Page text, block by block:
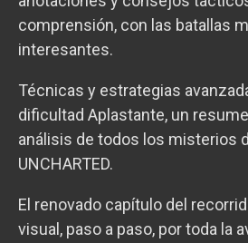
comprensión, con las batallas
interesantes.
Técnicas y estrategias
dificultad Aplastante, un
análisis de todos los misterios
UNCHARTED.
El renovado capítulo del
visual, paso a paso, por toda la